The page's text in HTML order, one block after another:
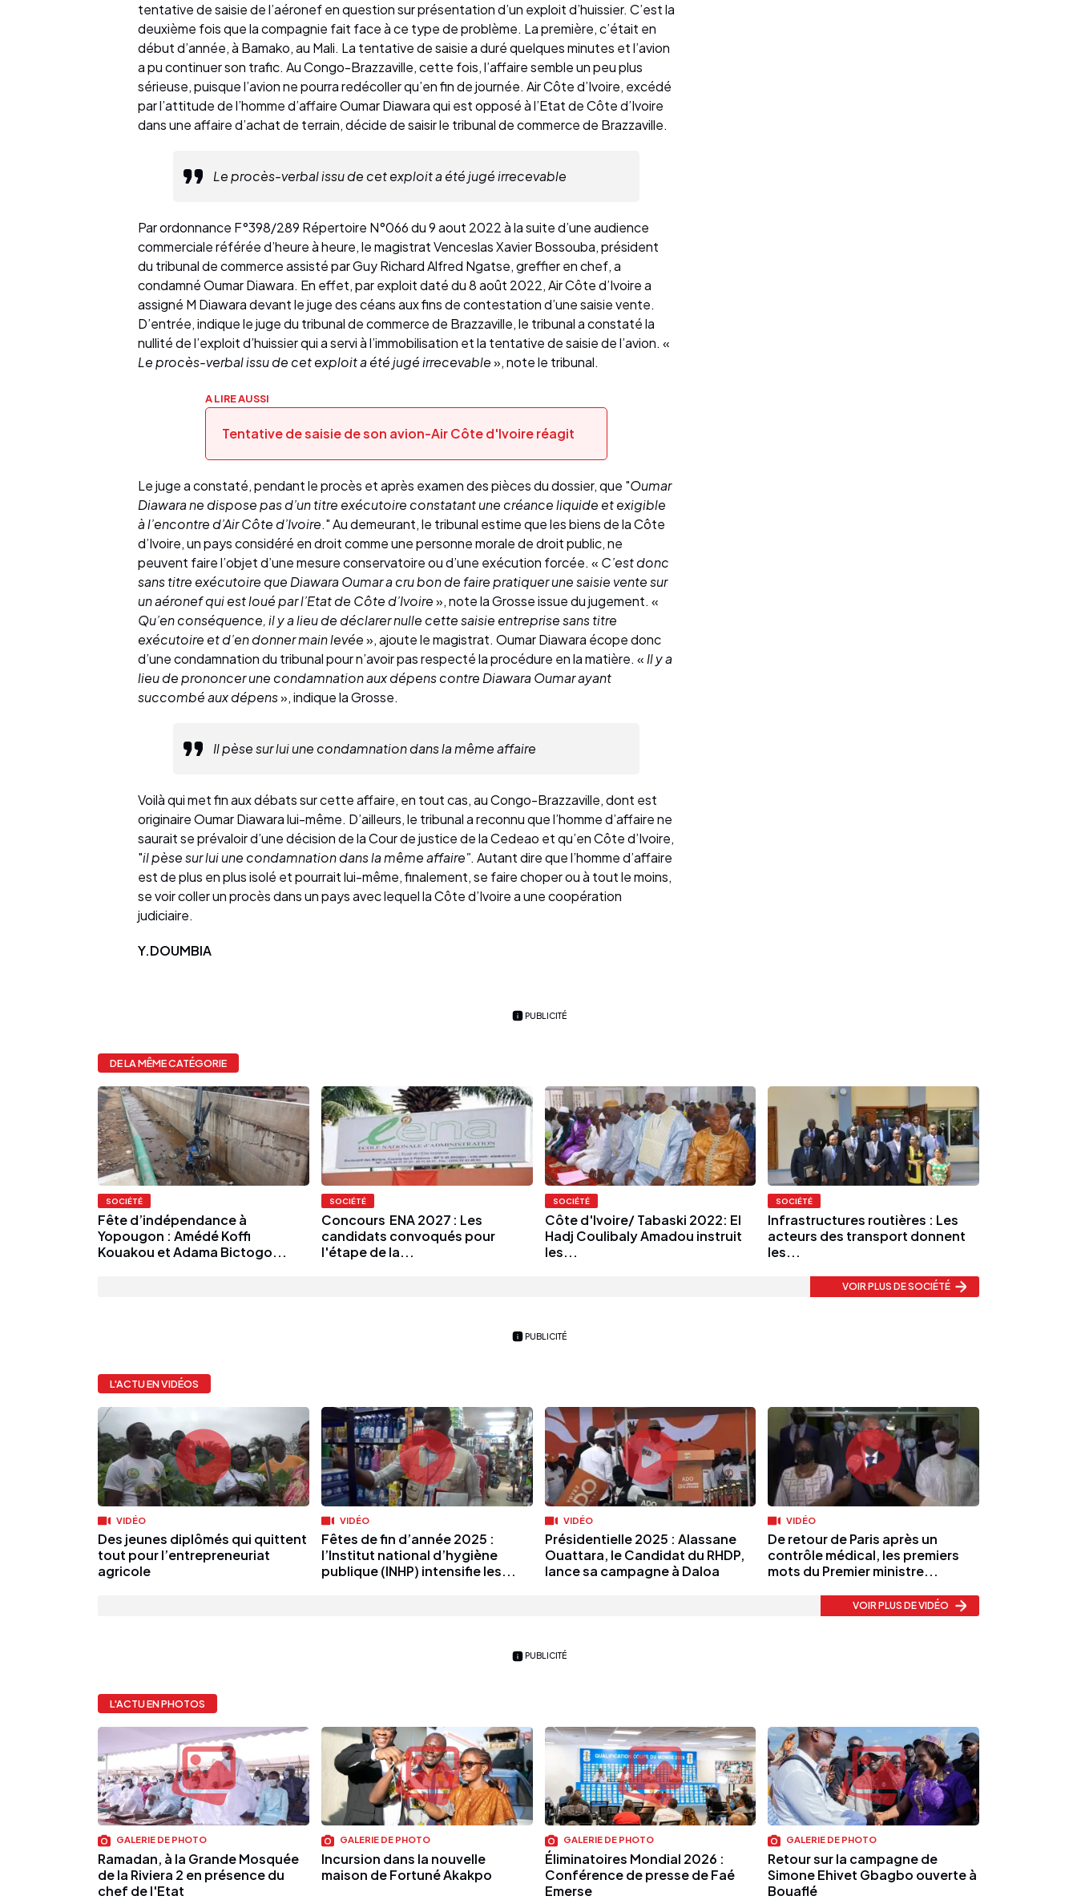
tentative de saisie de l’aéronef en question sur présentation d’un exploit d’huissier. C’est la
deuxième fois que la compagnie fait face à ce type de problème. La première, c’était en
début d’année, à Bamako, au Mali. La tentative de saisie a duré quelques minutes et l’avion
a pu continuer son trafic. Au Congo-Brazzaville, cette fois, l’affaire semble un peu plus
sérieuse, puisque l’avion ne pourra redécoller qu’en fin de journée. Air Côte d’Ivoire, excédé
par l’attitude de l’homme d’affaire Oumar Diawara qui est opposé à l’Etat de Côte d’Ivoire
dans une affaire d’achat de terrain, décide de saisir le tribunal de commerce de Brazzaville.
Le procès-verbal issu de cet exploit a été jugé irrecevable
Par ordonnance F°398/289 Répertoire N°066 du 9 aout 2022 à la suite d’une audience
commerciale référée d’heure à heure, le magistrat Venceslas Xavier Bossouba, président
du tribunal de commerce assisté par Guy Richard Alfred Ngatse, greffier en chef, a
condamné Oumar Diawara. En effet, par exploit daté du 8 août 2022, Air Côte d’Ivoire a
assigné M Diawara devant le juge des céans aux fins de contestation d’une saisie vente.
D’entrée, indique le juge du tribunal de commerce de Brazzaville, le tribunal a constaté la
nullité de l’exploit d’huissier qui a servi à l’immobilisation et la tentative de saisie de l’avion. «
Le procès-verbal issu de cet exploit a été jugé irrecevable», note le tribunal.
A LIRE AUSSI
Tentative de saisie de son avion-Air Côte d'Ivoire réagit
Le juge a constaté, pendant le procès et après examen des pièces du dossier, que "Oumar
Diawara ne dispose pas d’un titre exécutoire constatant une créance liquide et exigible
à l’encontre d’Air Côte d’Ivoire." Au demeurant, le tribunal estime que les biens de la Côte
d’Ivoire, un pays considéré en droit comme une personne morale de droit public, ne
peuvent faire l’objet d’une mesure conservatoire ou d’une exécution forcée. « C’est donc
sans titre exécutoire que Diawara Oumar a cru bon de faire pratiquer une saisie vente sur
un aéronef qui est loué par l’Etat de Côte d’Ivoire», note la Grosse issue du jugement. «
Qu’en conséquence, il y a lieu de déclarer nulle cette saisie entreprise sans titre
exécutoire et d’en donner main levée», ajoute le magistrat. Oumar Diawara écope donc
d’une condamnation du tribunal pour n’avoir pas respecté la procédure en la matière. «Il y a
lieu de prononcer une condamnation aux dépens contre Diawara Oumar ayant
succombé aux dépens», indique la Grosse.
Il pèse sur lui une condamnation dans la même affaire
Voilà qui met fin aux débats sur cette affaire, en tout cas, au Congo-Brazzaville, dont est
originaire Oumar Diawara lui-même. D’ailleurs, le tribunal a reconnu que l’homme d’affaire ne
saurait se prévaloir d’une décision de la Cour de justice de la Cedeao et qu’en Côte d’Ivoire,
"il pèse sur lui une condamnation dans la même affaire". Autant dire que l’homme d’affaire
est de plus en plus isolé et pourrait lui-même, finalement, se faire choper ou à tout le moins,
se voir coller un procès dans un pays avec lequel la Côte d’Ivoire a une coopération
judiciaire.
Y.DOUMBIA
PUBLICITÉ
DE LA MÊME CATÉGORIE
SOCIÉTÉ
Fête d’indépendance à
Yopougon : Amédé Koffi
Kouakou et Adama Bictogo...
SOCIÉTÉ
Concours ENA 2027 : Les
candidats convoqués pour
l'étape de la...
SOCIÉTÉ
Côte d'Ivoire/ Tabaski 2022: El
Hadj Coulibaly Amadou instruit
les...
SOCIÉTÉ
Infrastructures routières : Les
acteurs des transport donnent
les...
VOIR PLUS DE SOCIÉTÉ
PUBLICITÉ
L'ACTU EN VIDÉOS
VIDÉO
Des jeunes diplômés qui quittent
tout pour l’entrepreneuriat
agricole
VIDÉO
Fêtes de fin d’année 2025 :
l’Institut national d’hygiène
publique (INHP) intensifie les...
VIDÉO
Présidentielle 2025 : Alassane
Ouattara, le Candidat du RHDP,
lance sa campagne à Daloa
VIDÉO
De retour de Paris après un
contrôle médical, les premiers
mots du Premier ministre...
VOIR PLUS DE VIDÉO
PUBLICITÉ
L'ACTU EN PHOTOS
GALERIE DE PHOTO
Ramadan, à la Grande Mosquée
de la Riviera 2 en présence du
chef de l'Etat
GALERIE DE PHOTO
Incursion dans la nouvelle
maison de Fortuné Akakpo
GALERIE DE PHOTO
Éliminatoires Mondial 2026 :
Conférence de presse de Faé
Emerse
GALERIE DE PHOTO
Retour sur la campagne de
Simone Ehivet Gbagbo ouverte à
Bouaflé